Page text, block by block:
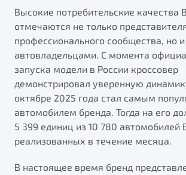
от 2 499 990 ₽*
Обзор
Высокие потребительские качества
отмечаются не только
профессионального сообщества, но
автовладельцами. С момента
запуска модели в России кроссовер
демонстрировал уверенную
октябре 2025 года стал самым
автомобилем бренда. Тогда на его
5 399 единиц из 10 780 автомобилей
реализованных в течение месяца.
В настоящее время бренд